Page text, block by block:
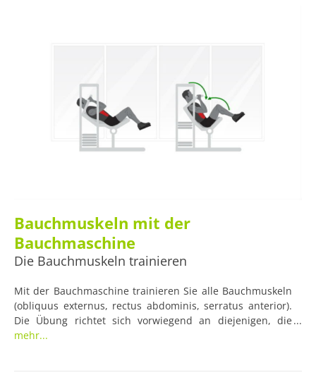
Bauchmuskeln mit der
Bauchmaschine
Die Bauchmuskeln trainieren
Mit der Bauchmaschine trainieren Sie alle Bauchmuskeln
(obliquus externus, rectus abdominis, serratus anterior).
Die Übung richtet sich vorwiegend an diejenigen, die
schon regelmäßig trainieren und sich weiter steigern
mehr...